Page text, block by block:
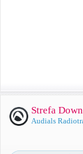
Strefa
Audials